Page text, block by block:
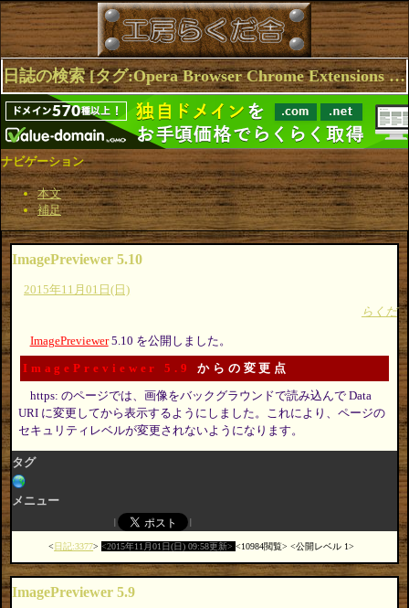
日誌の検索 [タグ:Opera Browser Chrome Extensions Firefox ImagePreviewer] 1～4(4件中)
ナビゲーション
本文
補足
ImagePreviewer 5.10
2015年11月01日(日)
らくだ
ImagePreviewer5.10 を公開しました。
ImagePreviewer 5.9 からの変更点
https: のページでは、画像をバックグラウンドで読み込んで Data
URI に変更してから表示するようにしました。これにより、ページの
セキュリティレベルが変更されないようになります。
タグ
メニュー
日記:3377 2015年11月01日(日) 09:58更新 10984閲覧 公開レベル 1
ImagePreviewer 5.9